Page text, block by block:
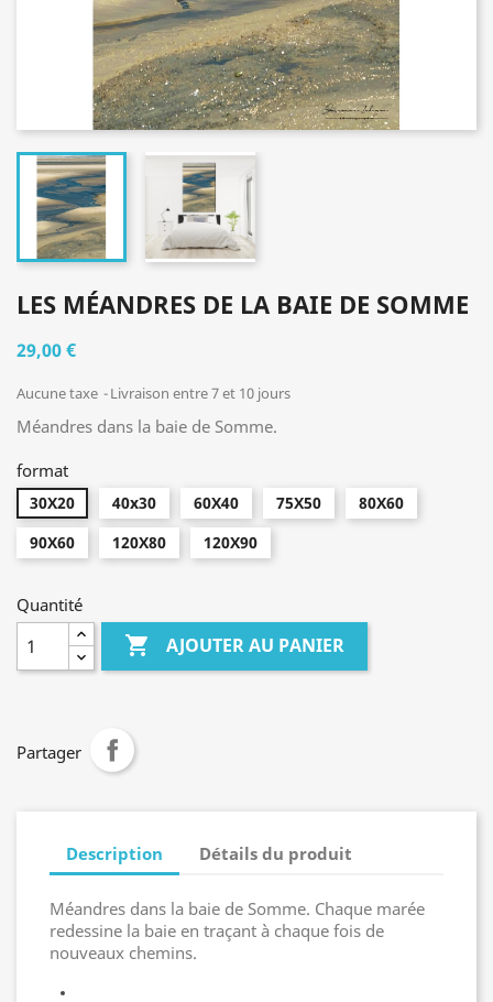
LES MÉANDRES DE LA BAIE DE SOMME
29,00 €
Aucune taxe Livraison entre 7 et 10 jours
Méandres dans la baie de Somme.
format
30X20 40x30 60X40 75X50
80X60
90X60
120X80 120X90
Quantité
 AJOUTER AU PANIER
Partager
Description Détails du produit
Méandres dans la baie de Somme. Chaque marée
redessine la baie en traçant à chaque fois de
nouveaux chemins.